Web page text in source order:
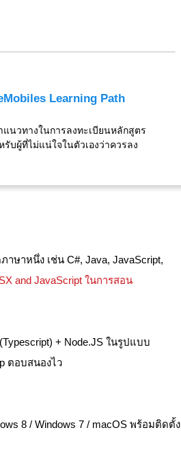
Learning Path
นวทางในการลงทะเบียนหลักสูตร
บผู้ที่ไม่แน่ใจในตัวเองว่าควรลง
ษาหนึ่ง เช่น C#, Java, JavaScript,
and JavaScript ในการสอน
+ Node.JS ในรูปแบบ
ตอบสนองไว
8 / Windows 7 / macOS พร้อมติดตั้ง